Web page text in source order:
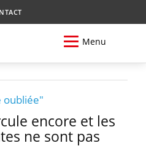
Menu
oubliée"
encore et les
ne sont pas